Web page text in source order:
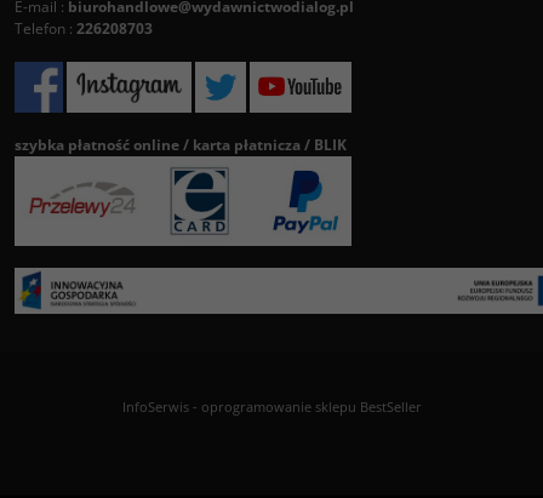
E-mail : biurohandlowe@wydawnictwodialog.pl
Telefon : 226208703
szybka płatność online / karta płatnicza / BLIK
InfoSerwis- oprogramowanie sklepu BestSeller